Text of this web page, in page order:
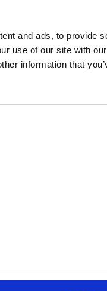
and ads, to provide
use of our site with
information that
del contratto